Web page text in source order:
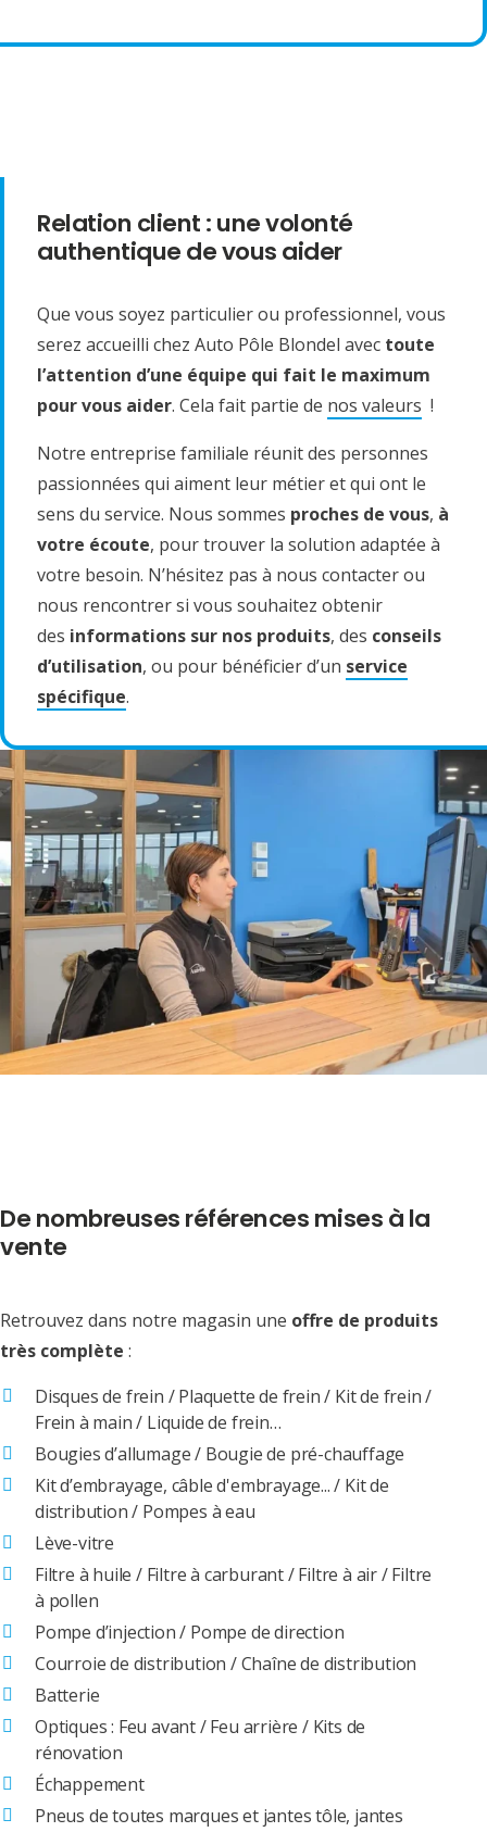
Relation client : une volonté
authentique de vous aider
Que vous soyez particulier ou professionnel, vous
serez accueilli chez Auto Pôle Blondel avec toute
l’attention d’une équipe qui fait le maximum
pour vous aider. Cela fait partie de nos valeurs !
Notre entreprise familiale réunit des personnes
passionnées qui aiment leur métier et qui ont le
sens du service. Nous sommes proches de vous, à
votre écoute, pour trouver la solution adaptée à
votre besoin. N’hésitez pas à nous contacter ou
nous rencontrer si vous souhaitez obtenir
des informations sur nos produits, des conseils
d’utilisation, ou pour bénéficier d’un service
spécifique.
De nombreuses références mises à la
vente
Retrouvez dans notre magasin une offre de produits
très complète :
Disques de frein / Plaquette de frein / Kit de frein /
Frein à main / Liquide de frein…
Bougies d’allumage / Bougie de pré-chauffage
Kit d’embrayage, câble d'embrayage... / Kit de
distribution / Pompes à eau
Lève-vitre
Filtre à huile / Filtre à carburant / Filtre à air / Filtre
à pollen
Pompe d’injection / Pompe de direction
Courroie de distribution / Chaîne de distribution
Batterie
Optiques : Feu avant / Feu arrière / Kits de
rénovation
Échappement
Pneus de toutes marques et jantes tôle, jantes